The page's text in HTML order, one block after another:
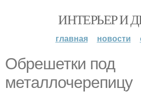
ИНТЕРЬЕР И
главная новости
Обрешетки под
металлочерепицу